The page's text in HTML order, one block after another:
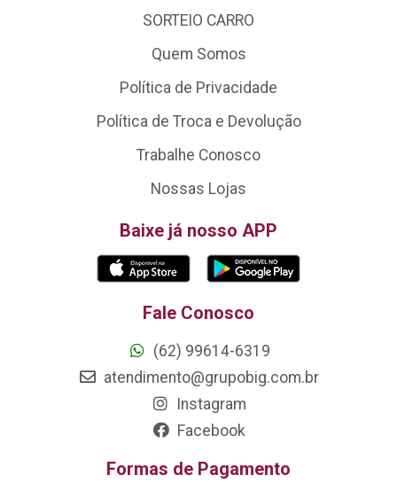
SORTEIO CARRO
Quem Somos
Política de Privacidade
Política de Troca e Devolução
Trabalhe Conosco
Nossas Lojas
Baixe já nosso APP
Fale Conosco
(62) 99614-6319
atendimento@grupobig.com.br
Instagram
Facebook
Formas de Pagamento